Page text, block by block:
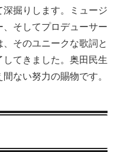
掘りします。ミュージ
そしてプロデューサー
そのユニークな歌詞と
してきました。奥田民生
ない努力の賜物です。